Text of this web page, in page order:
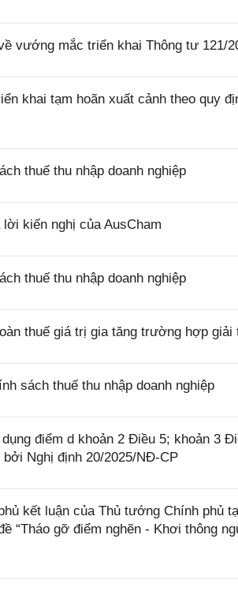
vướng mắc triển khai Thông tư 121/
khai tạm hoãn xuất cảnh theo quy
thuế thu nhập doanh nghiệp
kiến nghị của AusCham
thuế thu nhập doanh nghiệp
thuế giá trị gia tăng trường hợp giải
sách thuế thu nhập doanh nghiệp
điểm d khoản 2 Điều 5; khoản 3
Nghị định 20/2025/NĐ-CP
kết luận của Thủ tướng Chính phủ
“Tháo gỡ điểm nghẽn - Khơi thông